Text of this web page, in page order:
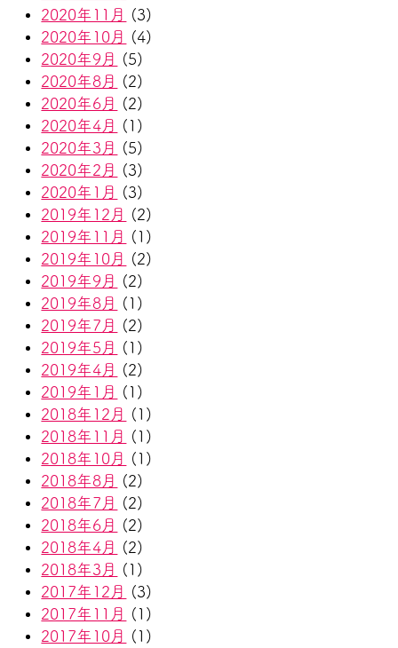
2020年11月
(3)
2020年10月
(4)
2020年9月
(5)
2020年8月
(2)
2020年6月
(2)
2020年4月
(1)
2020年3月
(5)
2020年2月
(3)
2020年1月
(3)
2019年12月
(2)
2019年11月
(1)
2019年10月
(2)
2019年9月
(2)
2019年8月
(1)
2019年7月
(2)
2019年5月
(1)
2019年4月
(2)
2019年1月
(1)
2018年12月
(1)
2018年11月
(1)
2018年10月
(1)
2018年8月
(2)
2018年7月
(2)
2018年6月
(2)
2018年4月
(2)
2018年3月
(1)
2017年12月
(3)
2017年11月
(1)
2017年10月
(1)